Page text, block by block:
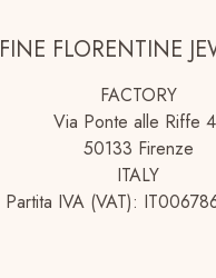
FINE FLORENTINE
FACTORY
Via Ponte alle Riffe
50133 Firenze
ITALY
Partita IVA (VAT):